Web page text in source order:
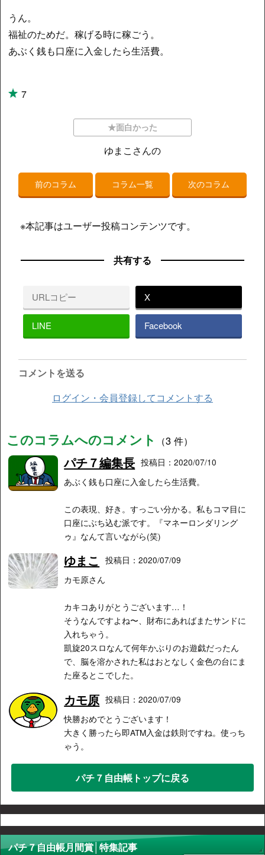
うん。
福祉のためだ。稼げる時に稼ごう。
あぶく銭も口座に入金したら生活費。
7
★面白かった
ゆまこさんの
前のコラム コラム一覧 次のコラム
※本記事はユーザー投稿コンテンツです。
共有する
URLコピー X
LINE Facebook
コメントを送る
ログイン・会員登録してコメントする
このコラムへのコメント （3 件）
パチ７編集長 投稿日：2020/07/10
あぶく銭も口座に入金したら生活費。
この表現、好き。すっごい分かる。私もコマ目に
口座にぶち込む派です。『マネーロンダリング
ゥ』なんて言いながら(笑)
ゆまこ
投稿日：2020/07/09
カモ原さん
カキコありがとうございます…！
そうなんですよね〜、財布にあればまたサンドに
入れちゃう。
凱旋20スロなんて何年かぶりのお遊戯‪だったん
で、脳を溶かされた私はおとなしく金色の台にま
た座るとこでした。
カモ原 投稿日：2020/07/09
快勝おめでとうございます！
大きく勝ったら即ATM入金は鉄則ですね。使っち
ゃう。
パチ７自由帳トップに戻る
パチ７自由帳月間賞│特集記事